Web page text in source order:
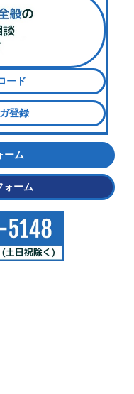
ード
登録
ーム
ォーム